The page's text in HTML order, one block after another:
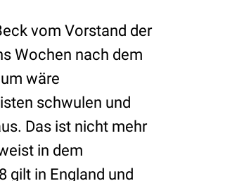
vom Vorstand der
Wochen nach dem
wäre
schwulen und
Das ist nicht mehr
in dem
gilt in England und